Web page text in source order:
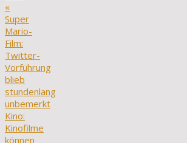
«
Super
Mario-
Film:
Twitter-
Vorführung
blieb
stundenlang
unbemerkt
Kino:
Kinofilme
können